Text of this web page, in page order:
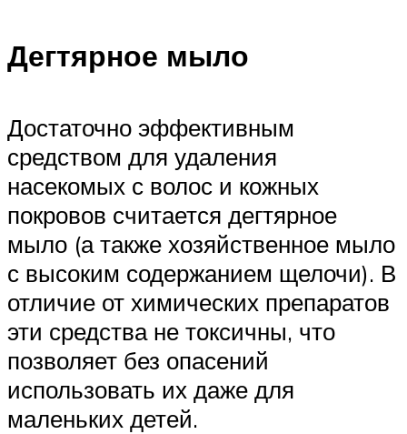
Дегтярное мыло
Достаточно эффективным
средством для удаления
насекомых с волос и кожных
покровов считается дегтярное
мыло (а также хозяйственное мыло
с высоким содержанием щелочи). В
отличие от химических препаратов
эти средства не токсичны, что
позволяет без опасений
использовать их даже для
маленьких детей.